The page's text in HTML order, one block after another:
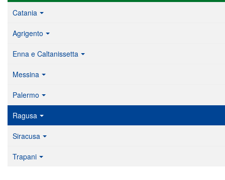
Catania
Agrigento
Enna e Caltanissetta
Messina
Palermo
Ragusa
Siracusa
Trapani